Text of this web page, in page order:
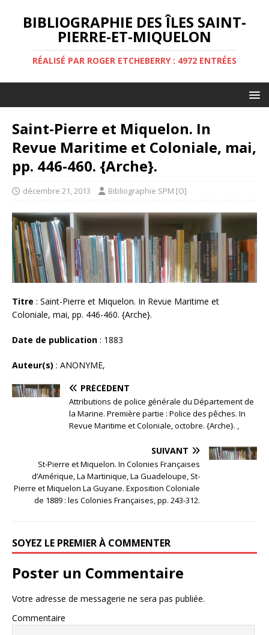
BIBLIOGRAPHIE DES ÎLES SAINT-
PIERRE-ET-MIQUELON
RÉALISÉ PAR ROGER ETCHEBERRY : 4972 ENTRÉES
Saint-Pierre et Miquelon. In
Revue Maritime et Coloniale, mai,
pp. 446-460. {Arche}.
décembre 21, 2013 Bibliographie SPM [O]
Titre : Saint-Pierre et Miquelon. In Revue Maritime et
Coloniale, mai, pp. 446-460. {Arche}.
Date de publication : 1883
Auteur(s) : ANONYME,
PRÉCÉDENT
Attributions de police générale du Département de
la Marine. Première partie : Police des pêches. In
Revue Maritime et Coloniale, octobre. {Arche}. ,
SUIVANT
St-Pierre et Miquelon. In Colonies Françaises
d’Amérique, La Martinique, La Guadeloupe, St-
Pierre et Miquelon La Guyane. Exposition Coloniale
de 1889 : les Colonies Françaises, pp. 243-312.
SOYEZ LE PREMIER À COMMENTER
Poster un Commentaire
Votre adresse de messagerie ne sera pas publiée.
Commentaire